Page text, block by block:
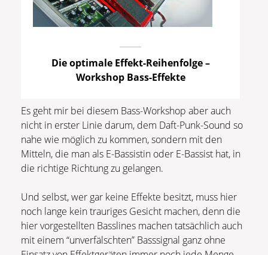
Die optimale Effekt-Reihenfolge –
Workshop Bass-Effekte
Es geht mir bei diesem Bass-Workshop aber auch
nicht in erster Linie darum, dem Daft-Punk-Sound so
nahe wie möglich zu kommen, sondern mit den
Mitteln, die man als E-Bassistin oder E-Bassist hat, in
die richtige Richtung zu gelangen.
Und selbst, wer gar keine Effekte besitzt, muss hier
noch lange kein trauriges Gesicht machen, denn die
hier vorgestellten Basslines machen tatsächlich auch
mit einem “unverfälschten” Basssignal ganz ohne